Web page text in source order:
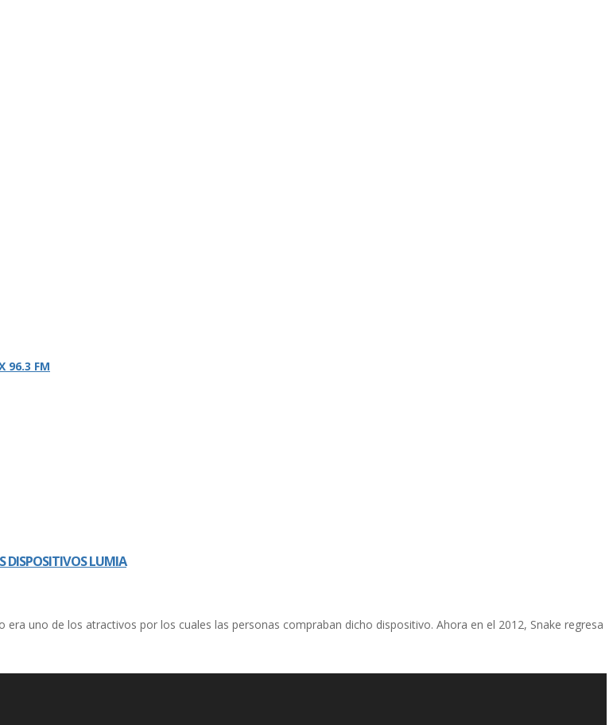
96.3 FM
DISPOSITIVOS LUMIA
uno de los atractivos por los cuales las personas compraban dicho dispositivo. Ahora en el 2012, Snake regresa